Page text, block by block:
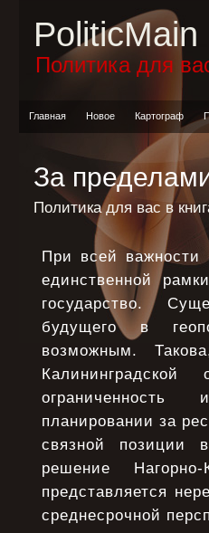
PoliticMain
Политика для
Главная Новое Картограф
За
Политика для вас в
При всей важности
единственной
государство.
будущего в
возможным.
планировании за
связной позиции
решение
представляется
среднесрочной